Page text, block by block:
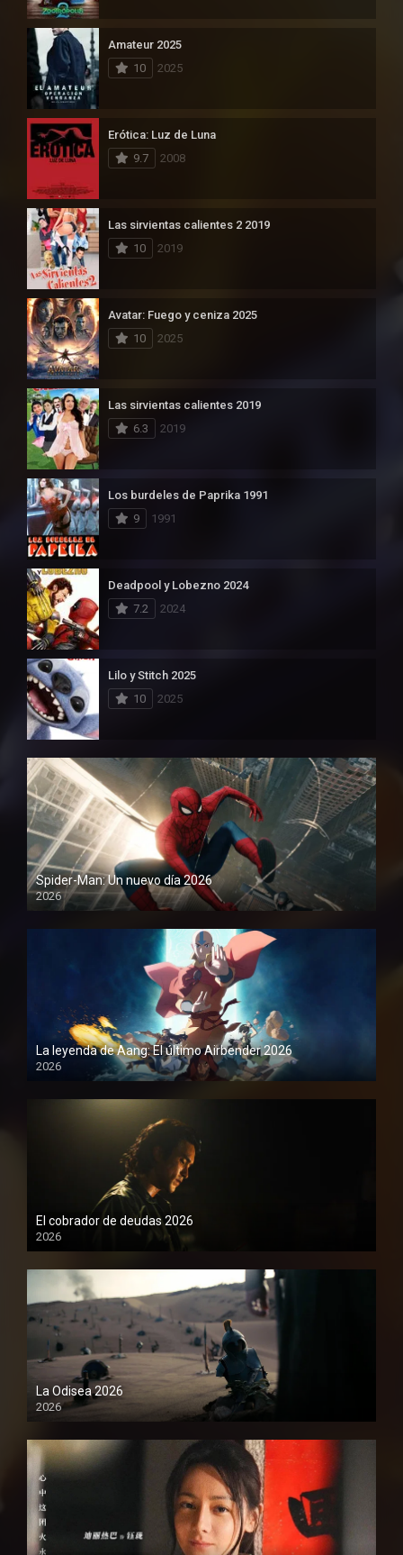
Amateur 2025
10
2025
Erótica: Luz de Luna
9.7
2008
Las sirvientas calientes 2 2019
10
2019
Avatar: Fuego y ceniza 2025
10
2025
Las sirvientas calientes 2019
6.3
2019
Los burdeles de Paprika 1991
9
1991
Deadpool y Lobezno 2024
7.2
2024
Lilo y Stitch 2025
10
2025
Spider-Man: Un nuevo día 2026
2026
1080P
La leyenda de Aang: El último Airbender 2026
2026
1080P
El cobrador de deudas 2026
2026
1080P
La Odisea 2026
2026
1080P